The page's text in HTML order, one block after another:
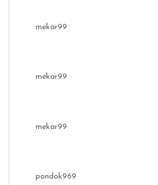
mekar99
mekar99
mekar99
pondok969